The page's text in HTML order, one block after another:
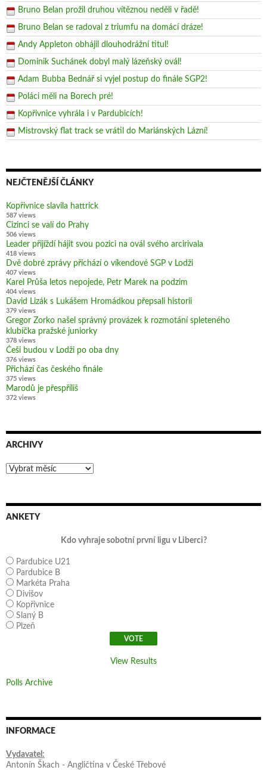
Bruno Belan prožil druhou vítěznou neděli v řadě!
Bruno Belan se radoval z triumfu na domácí dráze!
Andy Appleton obhájil dlouhodrážní titul!
Dominik Suchánek dobyl malý lázeňský ovál!
Adam Bubba Bednář si vyjel postup do finále SGP2!
Poláci měli na Borech pré!
Kopřivnice vyhrála i v Pardubicích!
Mistrovský flat track se vrátil do Mariánských Lázní!
NEJČTENĚJŠÍ ČLÁNKY
Kopřivnice slavila hattrick
587 views
Cizinci se valí do Prahy
506 views
Leader přijíždí hájit svou pozici na ovál svého arcirivala
418 views
Dvě dobré zprávy přichází o víkendové SGP v Lodži
407 views
Karel Průša letos nepojede, Petr Marek na podzim
404 views
David Lizák s Lukášem Hromádkou přepsali historii
379 views
Gregor Zorko našel správný provázek k rozmotání spleteného
klubíčka pražské juniorky
378 views
Češi budou v Lodži po oba dny
376 views
Přichází čas českého finále
375 views
Marodů je přespříliš
372 views
ARCHIVY
Archivy
ANKETY
Kdo vyhraje sobotní první ligu v Liberci?
Pardubice U21
Pardubice B
Markéta Praha
Divišov
Kopřivnice
Slaný B
Plzeň
View Results
Polls Archive
INFORMACE
Vydavatel:
Antonín Škach - Angličtina v České Třebové